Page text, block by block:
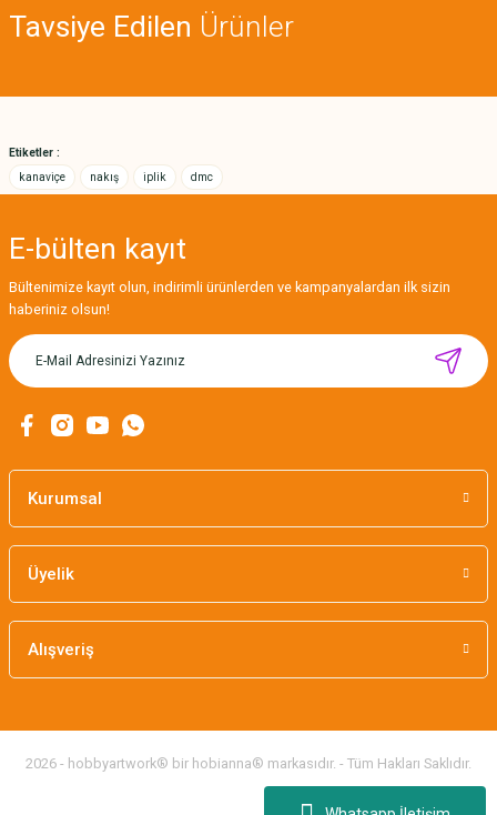
Ürün açıklamasında eksik bilgiler bulunuyor.
Tavsiye Edilen Ürünler
MIKNATISLI İĞNE TUTUCU-BAHAR
Etiketler :
kanaviçe
nakış iplik dmc
E-bülten kayıt
Bültenimize kayıt olun, indirimli ürünlerden ve kampanyalardan ilk sizin
haberiniz olsun!
Kurumsal
Üyelik
Alışveriş
2026 - hobbyartwork® bir hobianna® markasıdır. - Tüm Hakları Saklıdır.